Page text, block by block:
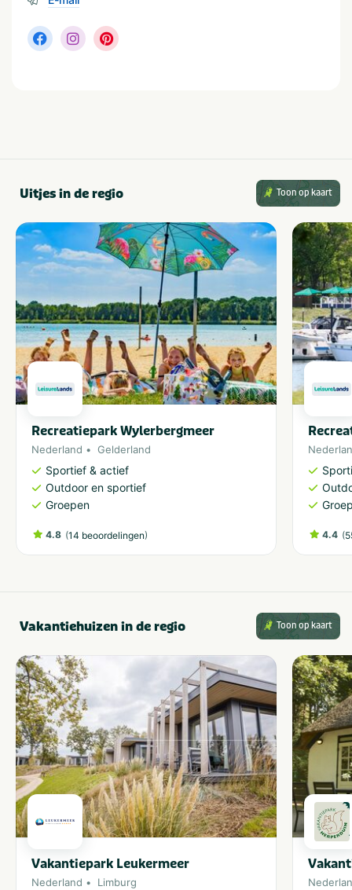
Uitjes in de regio Toon op kaart
Recreatiepark Wylerbergmeer
Nederland Gelderland
Sportief & actief
Outdoor en sportief
Groepen
4.8 (14 beoordelingen) 4.4 (
Vakantiehuizen in de regio Toon op kaart
Vakantiepark Leukermeer
Nederland Limburg